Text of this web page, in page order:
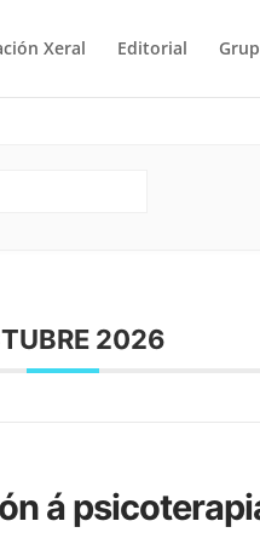
Xeral Editorial
2026
á